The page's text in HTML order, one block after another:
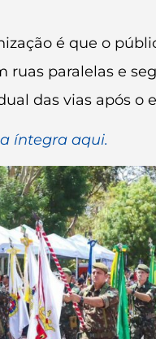
é que o
ruas paralelas e
das vias após o
íntegra aqui.